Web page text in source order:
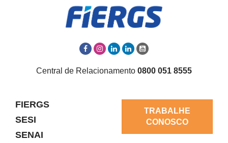
Central de Relacionamento 0800 051 8555
FIERGS
SESI
SENAI
TRABALHE
CONOSCO